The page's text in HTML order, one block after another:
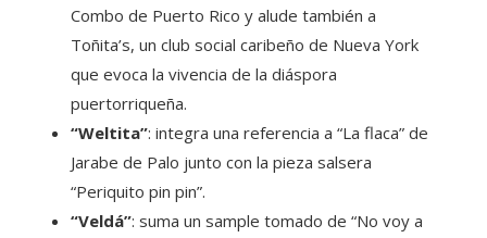
Combo de Puerto Rico y alude también a
Toñita’s, un club social caribeño de Nueva York
que evoca la vivencia de la diáspora
puertorriqueña.
“Weltita”: integra una referencia a “La flaca” de
Jarabe de Palo junto con la pieza salsera
“Periquito pin pin”.
“Veldá”: suma un sample tomado de “No voy a